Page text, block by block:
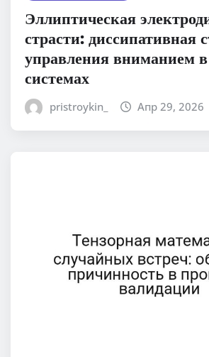
Эллиптическая
страсти: диссипативная
управления вниманием
системах
pristroykin_ Апр 29, 2026